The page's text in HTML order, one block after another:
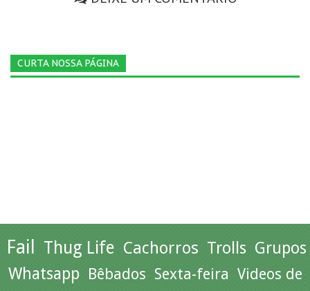
CURTA NOSSA PÁGINA
Fail Thug Life Cachorros Trolls Grupos
Whatsapp Bêbados Sexta-feira Videos de